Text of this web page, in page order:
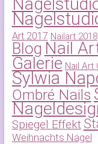
Art 2017 Nailart 2018
Blog Nail
Galerie Nail Art
Sylwia
Ombré Nails
Spiegel Effekt
Weihnachts Nägel